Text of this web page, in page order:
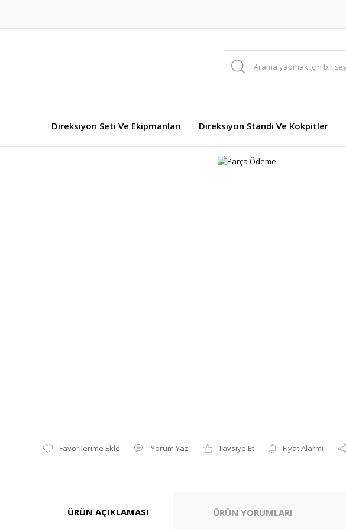
Direksiyon Seti Ve Ekipmanları Direksiyon Standı Ve Kokpitler
Yorum Yaz Tavsiye Et Fiyat Alarmı
ÜRÜN AÇIKLAMASI ÜRÜN YORUMLARI